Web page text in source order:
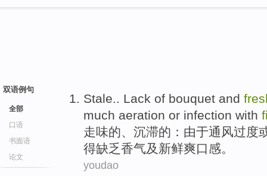
双语例句
全部
口语
书面语
论文
Stale.. Lack of bouquet and
much aeration or infection with
走味的、沉滞的：由于通风过度
得缺乏香气及 新鲜爽口感。
youdao